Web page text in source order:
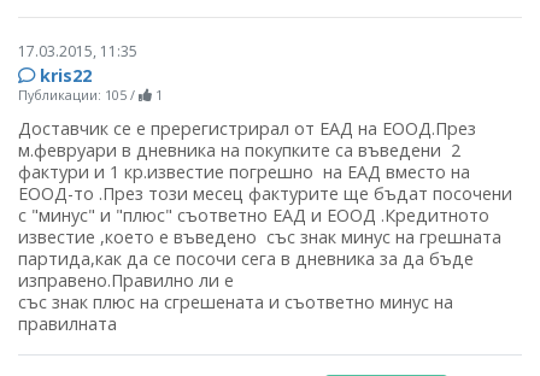
17.03.2015, 11:35
kris22
Публикации: 105 / 1
Доставчик се е пререгистрирал от ЕАД на ЕООД.През
м.февруари в дневника на покупките са въведени 2
фактури и 1 кр.известие погрешно на ЕАД вместо на
ЕООД-то .През този месец фактурите ще бъдат посочени
с "минус" и "плюс" съответно ЕАД и ЕООД .Кредитното
известие ,което е въведено със знак минус на грешната
партида,как да се посочи сега в дневника за да бъде
изправено.Правилно ли е
със знак плюс на сгрешената и съответно минус на
правилната